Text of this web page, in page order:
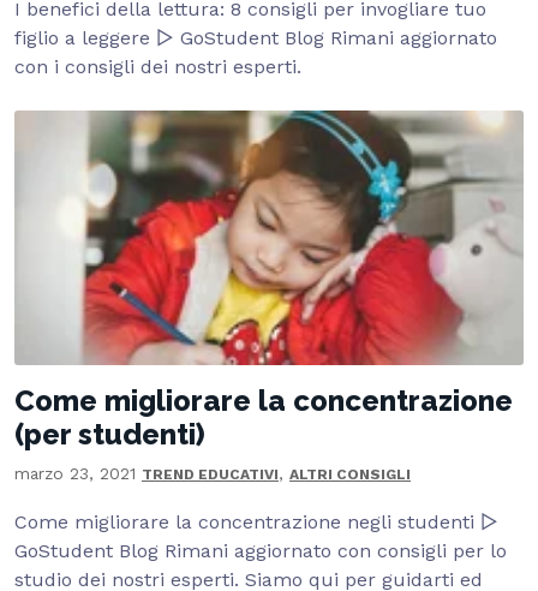
I benefici della lettura: 8 consigli per invogliare tuo
figlio a leggere ▷ GoStudent Blog Rimani aggiornato
con i consigli dei nostri esperti.
Come migliorare la concentrazione
(per studenti)
marzo 23, 2021 TREND EDUCATIVI, ALTRI CONSIGLI
Come migliorare la concentrazione negli studenti ▷
GoStudent Blog Rimani aggiornato con consigli per lo
studio dei nostri esperti. Siamo qui per guidarti ed